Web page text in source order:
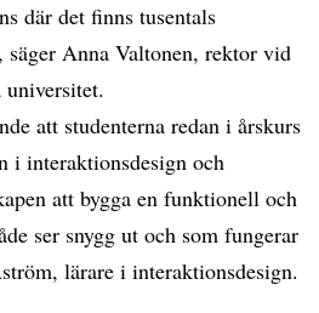
där det finns tusentals
Anna Valtonen, rektor vid
universitet.
att studenterna redan i årskurs
i interaktionsdesign och
att bygga en funktionell och
ser snygg ut och som fungerar
lärare i interaktionsdesign.